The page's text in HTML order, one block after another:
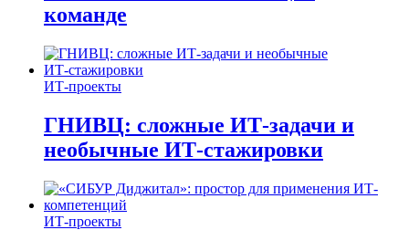
команде
ИТ-проекты
ГНИВЦ: сложные ИТ‑задачи и
необычные ИТ‑стажировки
ИТ-проекты